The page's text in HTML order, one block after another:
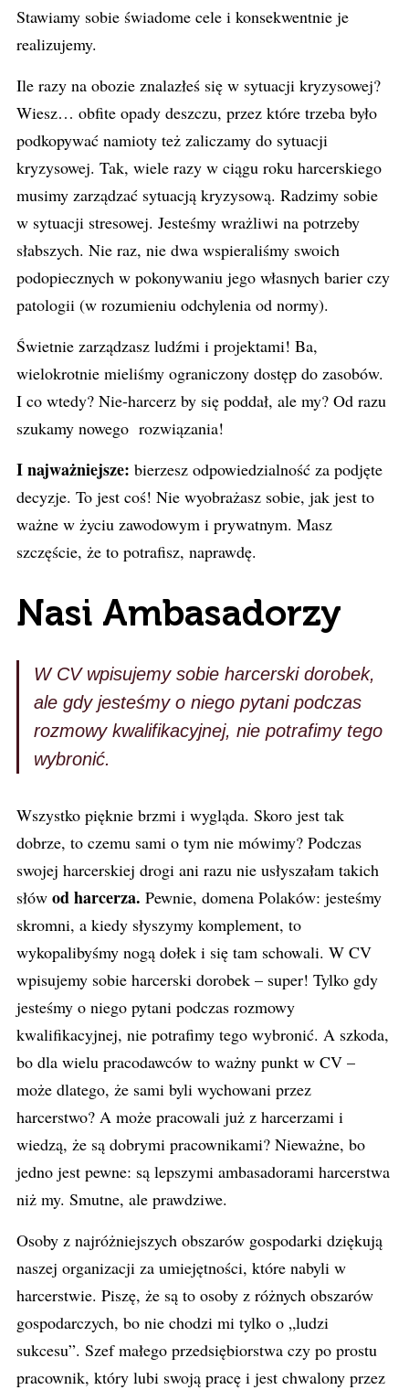
Stawiamy sobie świadome cele i konsekwentnie je
realizujemy.
Ile razy na obozie znalazłeś się w sytuacji kryzysowej?
Wiesz… obfite opady deszczu, przez które trzeba było
podkopywać namioty też zaliczamy do sytuacji
kryzysowej. Tak, wiele razy w ciągu roku harcerskiego
musimy zarządzać sytuacją kryzysową. Radzimy sobie
w sytuacji stresowej. Jesteśmy wrażliwi na potrzeby
słabszych. Nie raz, nie dwa wspieraliśmy swoich
podopiecznych w pokonywaniu jego własnych barier czy
patologii (w rozumieniu odchylenia od normy).
Świetnie zarządzasz ludźmi i projektami! Ba,
wielokrotnie mieliśmy ograniczony dostęp do zasobów.
I co wtedy? Nie-harcerz by się poddał, ale my? Od razu
szukamy nowego rozwiązania!
I najważniejsze: bierzesz odpowiedzialność za podjęte
decyzje. To jest coś! Nie wyobrażasz sobie, jak jest to
ważne w życiu zawodowym i prywatnym. Masz
szczęście, że to potrafisz, naprawdę.
Nasi Ambasadorzy
W CV wpisujemy sobie harcerski dorobek,
ale gdy jesteśmy o niego pytani podczas
rozmowy kwalifikacyjnej, nie potrafimy tego
wybronić.
Wszystko pięknie brzmi i wygląda. Skoro jest tak
dobrze, to czemu sami o tym nie mówimy? Podczas
swojej harcerskiej drogi ani razu nie usłyszałam takich
słów od harcerza. Pewnie, domena Polaków: jesteśmy
skromni, a kiedy słyszymy komplement, to
wykopalibyśmy nogą dołek i się tam schowali. W CV
wpisujemy sobie harcerski dorobek – super! Tylko gdy
jesteśmy o niego pytani podczas rozmowy
kwalifikacyjnej, nie potrafimy tego wybronić. A szkoda,
bo dla wielu pracodawców to ważny punkt w CV –
może dlatego, że sami byli wychowani przez
harcerstwo? A może pracowali już z harcerzami i
wiedzą, że są dobrymi pracownikami? Nieważne, bo
jedno jest pewne: są lepszymi ambasadorami harcerstwa
niż my. Smutne, ale prawdziwe.
Osoby z najróżniejszych obszarów gospodarki dziękują
naszej organizacji za umiejętności, które nabyli w
harcerstwie. Piszę, że są to osoby z różnych obszarów
gospodarczych, bo nie chodzi mi tylko o „ludzi
sukcesu”. Szef małego przedsiębiorstwa czy po prostu
pracownik, który lubi swoją pracę i jest chwalony przez